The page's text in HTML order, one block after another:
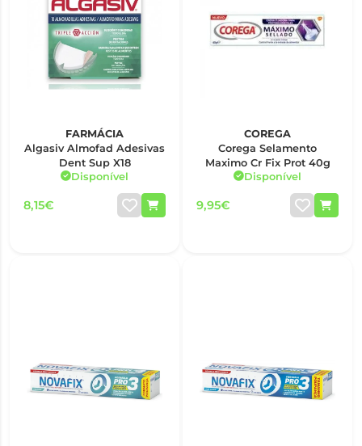
FARMÁCIA
Algasiv Almofad Adesivas
Dent Sup X18
Disponível
8,15€
COREGA
Corega Selamento
Maximo Cr Fix Prot 40g
Disponível
9,95€